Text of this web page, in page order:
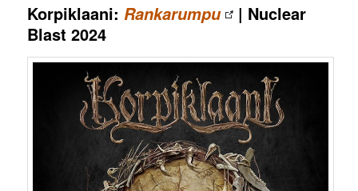
Korpiklaani:Rankarumpu
| Nuclear
Blast 2024